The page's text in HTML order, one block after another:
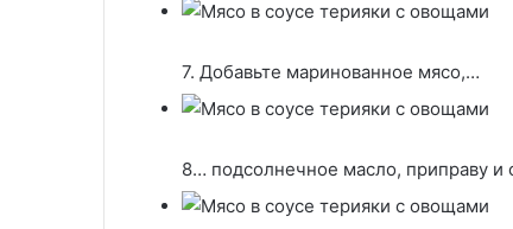
7. Добавьте маринованное мясо,…
8… подсолнечное масло, приправу